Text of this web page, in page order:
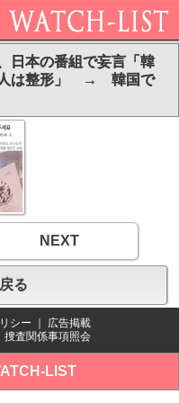
日本の番組で妄言「韓
人は整形」 → 韓国で
NEXT
る
シー
広告掲載
捜査関係事項照会
LIST